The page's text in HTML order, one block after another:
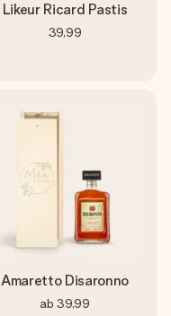
Likeur Ricard Pastis
39,99
Amaretto Disaronno
ab 39,99